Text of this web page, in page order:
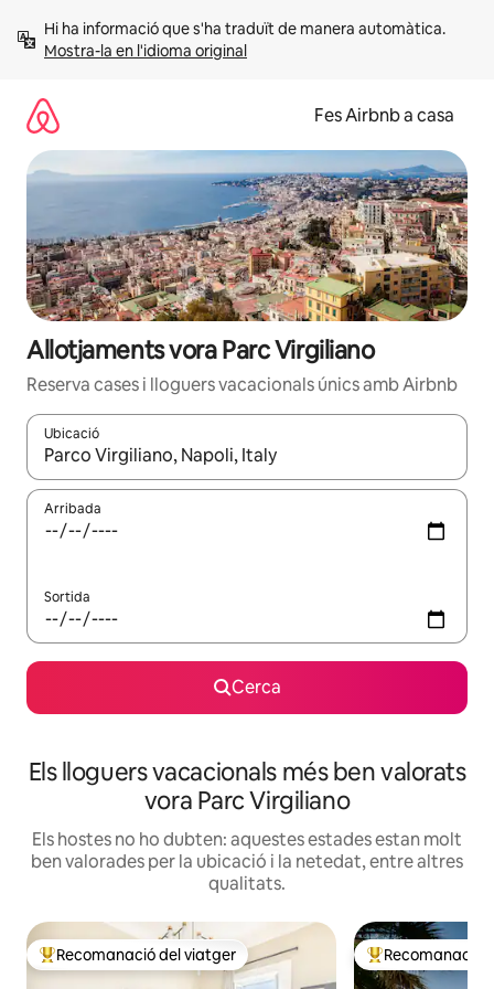
Mostra-la en l'idioma original
Fes Airbnb a casa
Allotjaments vora Parc Virgiliano
Reserva cases i lloguers vacacionals únics amb Airbnb
Ubicació
Quan els resultats estiguin disponibles, podràs navegar-hi a
Arribada
Sortida
Cerca
Els lloguers vacacionals més ben valorats
vora Parc Virgiliano
Els hostes no ho dubten: aquestes estades estan molt
ben valorades per la ubicació i la netedat, entre altres
qualitats.
Principals recomanacions dels viatgers
Recomanació del viatger Principals
Recomanació